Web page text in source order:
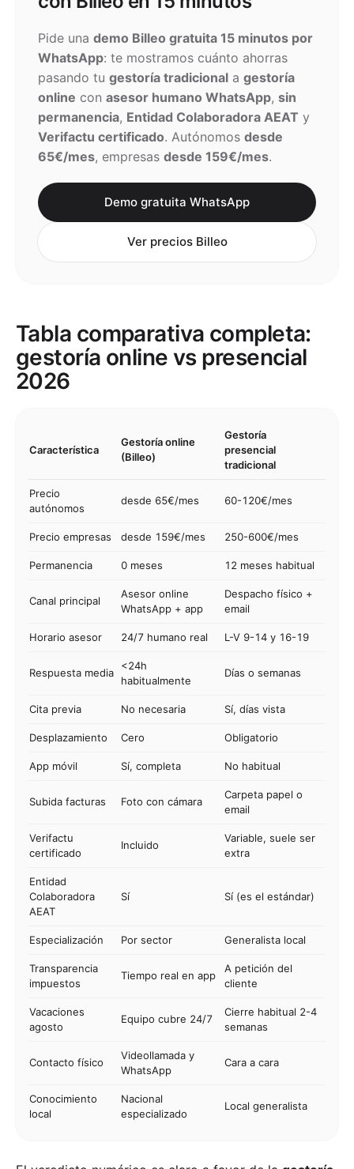
Pide una demo Billeo gratuita 15 minutos por
WhatsApp: te mostramos cuánto ahorras
pasando tu gestoría tradicional a gestoría
online con asesor humano WhatsApp, sin
permanencia, Entidad Colaboradora AEAT y
Verifactu certificado. Autónomos desde
65€/mes, empresas desde 159€/mes.
Demo gratuita WhatsApp
Ver precios Billeo
Tabla comparativa completa:
gestoría online vs presencial
2026
Característica
Gestoría online
(Billeo)
Gestoría
presencial
tradicional
Precio
autónomos
desde 65€/mes 60-120€/mes
Precio empresas desde 159€/mes 250-600€/mes
Permanencia 0 meses 12 meses habitual
Canal principal
Asesor online
WhatsApp + app
Despacho físico +
email
Horario asesor 24/7 humano real L-V 9-14 y 16-19
Respuesta media
<24h
habitualmente
Días o semanas
Cita previa No necesaria Sí, días vista
Desplazamiento Cero Obligatorio
App móvil Sí, completa No habitual
Subida facturas Foto con cámara
Carpeta papel o
email
Verifactu
certificado
Incluido
Variable, suele ser
extra
Entidad
Colaboradora
AEAT
Sí Sí (es el estándar)
Especialización Por sector Generalista local
Transparencia
impuestos
Tiempo real en app
A petición del
cliente
Vacaciones
agosto
Equipo cubre 24/7
Cierre habitual 2-4
semanas
Contacto físico
Videollamada y
WhatsApp
Cara a cara
Conocimiento
local
Nacional
especializado
Local generalista